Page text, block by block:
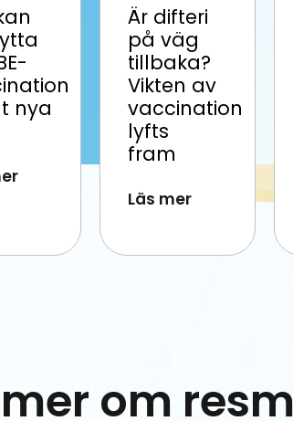
nya
Är difteri
på väg
tillbaka?
Vikten av
vaccination
lyfts
fram
Läs mer
om